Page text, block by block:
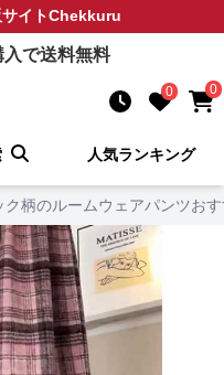
イトChekkuru
で送料無料
0 0
人気ランキング
ク柄のルームウェアパンツお